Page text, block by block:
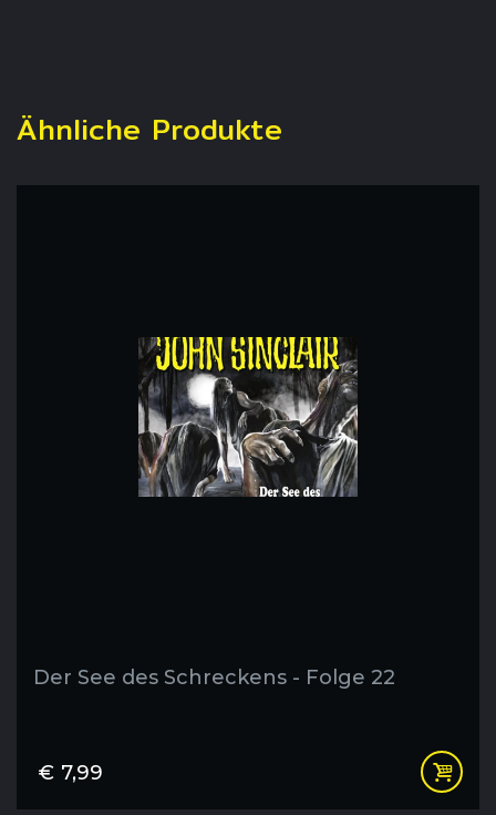
Ähnliche Produkte
Der See des Schreckens - Folge 22
€ 7,99